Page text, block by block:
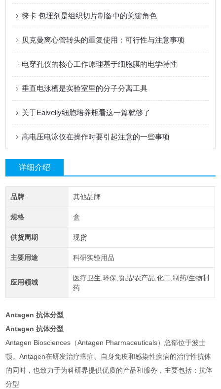
徕卡 包埋剂是组织切片制备中的关键角色
贝克曼离心管转头的重复使用：可行性与注意事项
电穿孔仪的核心工作原理基于细胞膜的电学特性
垂直电泳槽是实验室里的分子分离工具
关于Eaivelly细胞培养瓶看这一篇就够了
高电压电泳仪在操作时要引起注意的一些事项
详细介绍
品牌 其他品牌
规格 盒
供货周期 现货
主要用途 科研实验用品
应用领域
医疗卫生,环保,食品/农产品,化工,制药/生物制
药
Antagen 抗体分型
Antagen 抗体分型
Antagen Biosciences（Antagen Pharmaceuticals）总部位于波士
顿。Antagen在研发治疗癌症、自身免疫和感染性疾病的治疗性抗体
的同时，也致力于为科研界提供优质的产品和服务，主要包括：抗体
分型